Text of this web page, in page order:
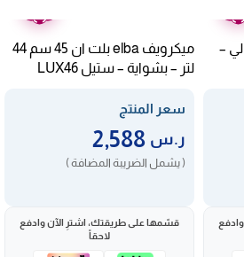
إيطالي –
ميكرويف elba بلت ان 45 سم 44
لتر – بشواية – ستيل LUX46
سعر المنتج
ر.س
( يشمل الضريبة المضافة )
قسّمها على طريقتك، اشترِ الآن وادفع
لاحقاً